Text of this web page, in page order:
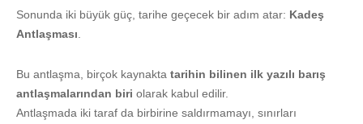
Sonunda iki büyük güç, tarihe geçecek bir adım atar: Kadeş
Antlaşması
Bu antlaşma, birçok kaynakta tarihin bilinen ilk yazılı barış
antlaşmalarından biri olarak kabul edilir.
Antlaşmada iki taraf da birbirine saldırmamayı, sınırları